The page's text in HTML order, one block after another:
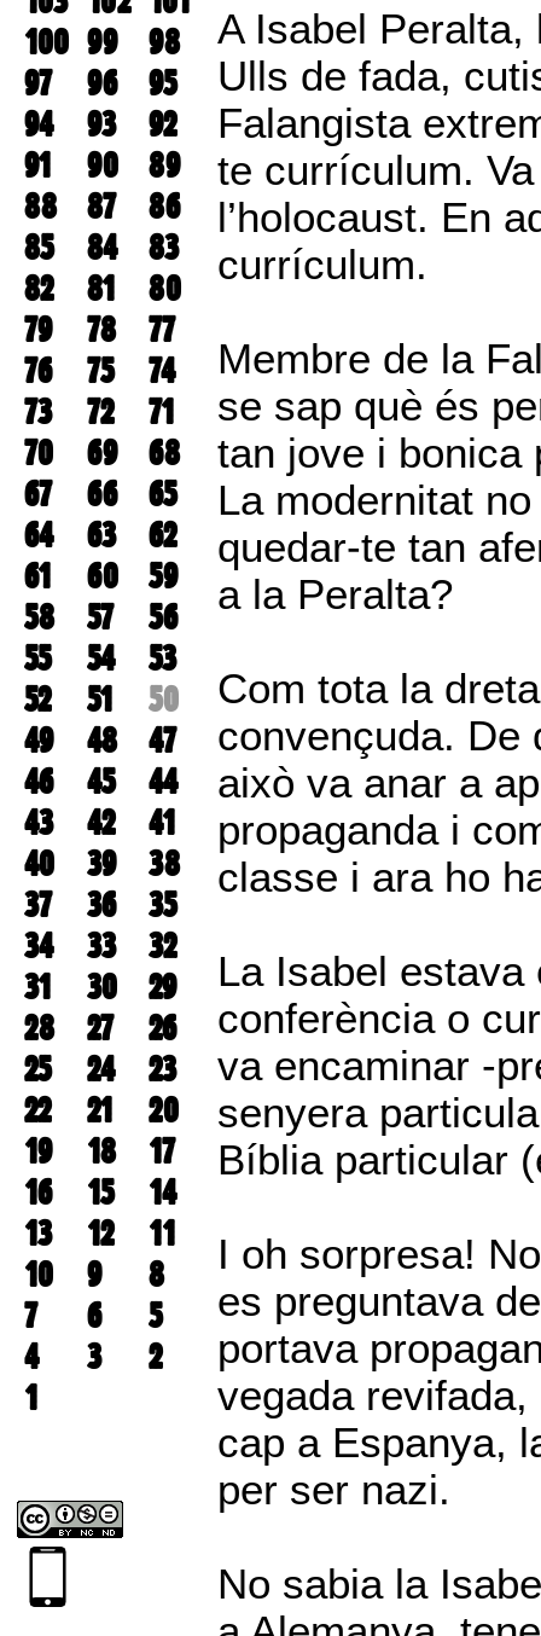
100 99
98
97
96
95
94
93
92
91
90
89
88
87
86
85
84
83
82
81
80
79
78
77
76
75
74
73
72
71
70
69
68
67
66
65
64
63
62
61
60
59
58
57
56
55
54
53
52
51
50
49
48
47
46
45
44
43
42
41
40
39
38
37
36
35
34
33
32
31
30
29
28
27
26
25
24
23
22
21
20
19
18
17
16
15
14
13
12
11
10
9
8
7
6
5
4
3
2
1
A Isabel
Ulls de fada,
Falangista
te currículum.
l’holocaust. En
currículum.
Membre de la
se sap què és
tan jove i bonica
La modernitat
quedar-te tan
a la Peralta?
Com tota la
convençuda. De
això va anar a
propaganda i
classe i ara ho
La Isabel estava
conferència o
va encaminar -
senyera
Bíblia particular
I oh sorpresa!
es preguntava
portava
vegada
cap a Espanya,
per ser nazi.
No sabia la